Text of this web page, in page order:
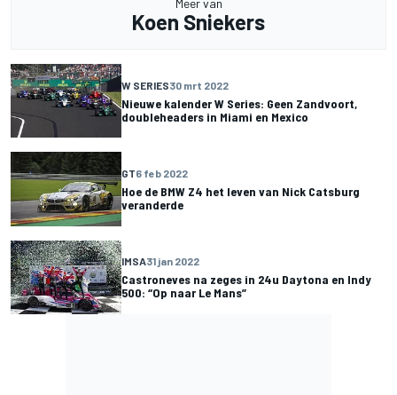
Meer van
Koen Sniekers
W SERIES30 mrt 2022
Nieuwe kalender W Series: Geen Zandvoort,
doubleheaders in Miami en Mexico
GT6 feb 2022
Hoe de BMW Z4 het leven van Nick Catsburg
veranderde
IMSA31 jan 2022
Castroneves na zeges in 24u Daytona en Indy
500: “Op naar Le Mans”